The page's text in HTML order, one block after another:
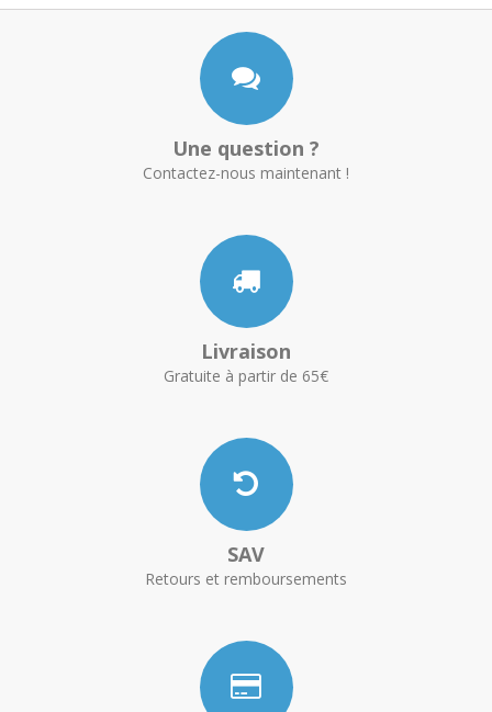
Une question ?
Contactez-nous maintenant !
Livraison
Gratuite à partir de 65€
SAV
Retours et remboursements